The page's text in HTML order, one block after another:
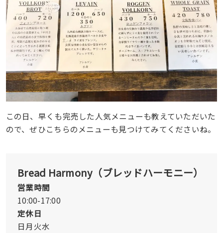
この日、早くも完売した人気メニューも教えていただいた
ので、ぜひこちらのメニューも見つけてみてくださいね。
Bread Harmony（ブレッドハーモニー）
営業時間
10:00-17:00
定休日
日月火水